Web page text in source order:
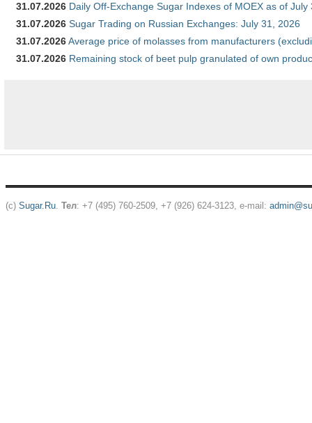
31.07.2026 Daily Off-Exchange Sugar Indexes of MOEX as of July
31.07.2026 Sugar Trading on Russian Exchanges: July 31, 2026
31.07.2026Average price of molasses from manufacturers
31.07.2026 Remaining stock of beet pulp granulated of own
(c) Sugar.Ru. Тел: +7 (495) 760-2509, +7 (926) 624-3123, e-mail: